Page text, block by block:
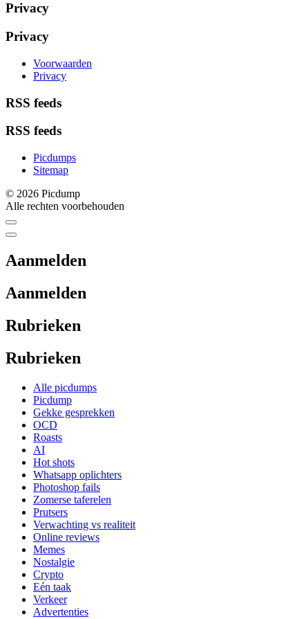
Privacy
Privacy
Voorwaarden
Privacy
RSS feeds
RSS feeds
Picdumps
Sitemap
© 2026 Picdump
Alle rechten voorbehouden
Aanmelden
Aanmelden
Rubrieken
Rubrieken
Alle picdumps
Picdump
Gekke gesprekken
OCD
Roasts
AI
Hot shots
Whatsapp oplichters
Photoshop fails
Zomerse taferelen
Prutsers
Verwachting vs realiteit
Online reviews
Memes
Nostalgie
Crypto
Eén taak
Verkeer
Advertenties